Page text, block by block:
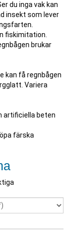
du inga vak kan
insekt som lever
fiskimitation.
brukar
kan få regnbågen
Variera
artificiella beten
färska